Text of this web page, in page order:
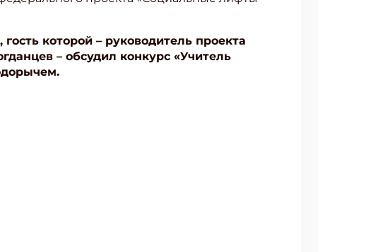
, гость которой – руководитель проекта
– обсудил конкурс «Учитель
.